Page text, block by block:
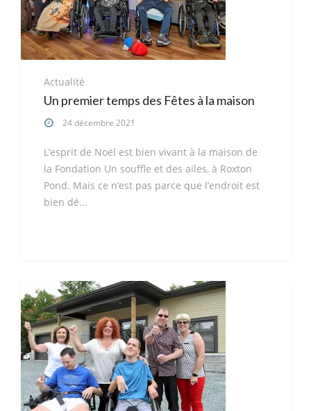
Actualité
Un premier temps des Fêtes à la maison
24 décembre 2021
L’esprit de Noël est bien vivant à la maison de
la Fondation Un souffle et des ailes, à Roxton
Pond. Mais ce n’est pas parce que l’endroit est
bien dé...